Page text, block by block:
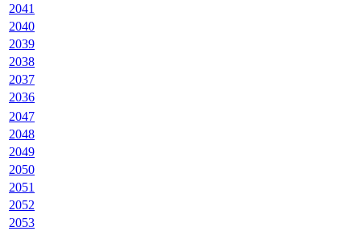
2041
2040
2039
2038
2037
2036
2047
2048
2049
2050
2051
2052
2053